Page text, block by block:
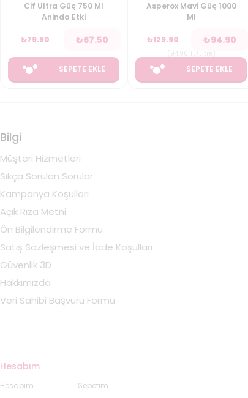
Cif Ultra Güç 750 Ml
Aninda Etki
₺79.90 ₺67.50
SEPETE EKLE
Asperox Mavi Güç 1000
Ml
₺129.90 ₺94.90
SEPETE EKLE
Bilgi
Müşteri Hizmetleri
Sıkça Sorulan Sorular
Kampanya Koşulları
Açık Rıza Metni
Ön Bilgilendirme Formu
Satış Sözleşmesi ve İade Koşulları
Güvenlik 3D
Hakkımızda
Veri Sahibi Başvuru Formu
Hesabım
Hesabım
Sepetim